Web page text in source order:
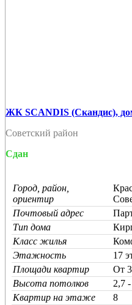
ЖК SCANDIS (Скандис),
Советский район
Сдан
Город, район,
ориентир
Почтовый адрес
Тип дома
Класс жилья
Этажность
17
Площади квартир
От
Высота потолков
2,7
Квартир на этаже
8